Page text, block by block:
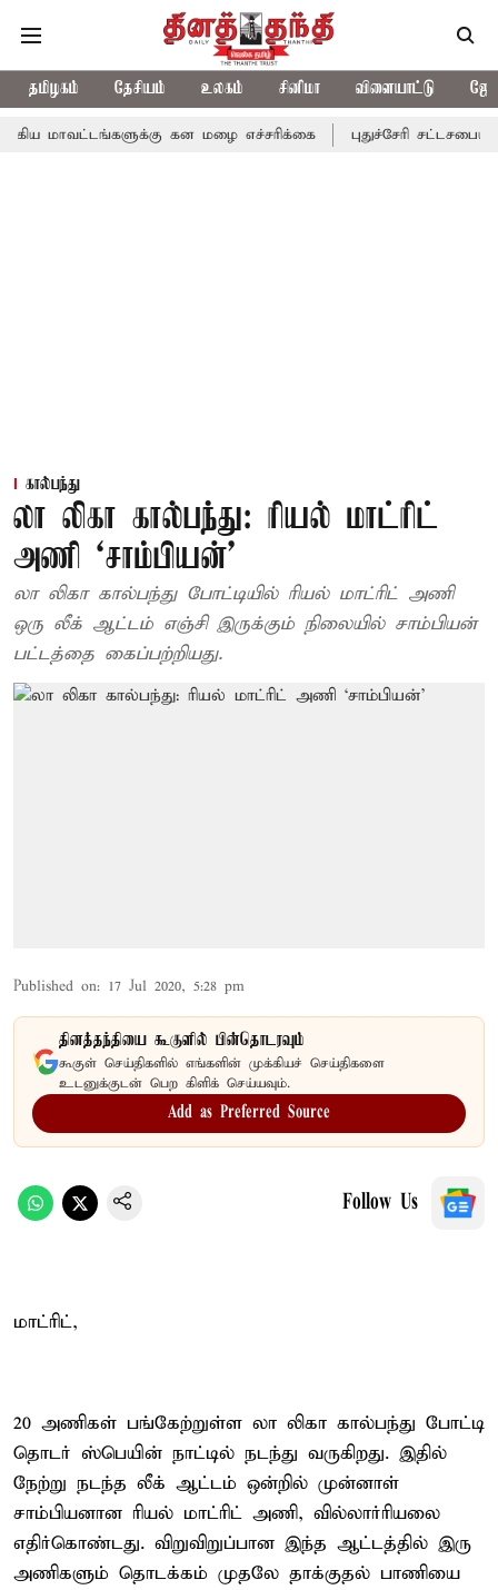
தமிழகம் தேசியம் உலகம் சினிமா விளையாட்டு
கன மழை எச்சரிக்கை புதுச்சேரி சட்டசபையில் வரும்
கால்பந்து
லா லிகா கால்பந்து: ரியல் மாட்ரிட்
அணி ‘சாம்பியன்’
லா லிகா கால்பந்து போட்டியில் ரியல் மாட்ரிட் அணி
ஒரு லீக் ஆட்டம் எஞ்சி இருக்கும் நிலையில் சாம்பியன்
பட்டத்தை கைப்பற்றியது.
Published on: 17 Jul 2020, 5:28 pm
தினத்தந்தியை கூகுளில் பின்தொடரவும்
கூகுள் செய்திகளில் எங்களின் முக்கியச் செய்திகளை
உடனுக்குடன் பெற கிளிக் செய்யவும்.
Add as Preferred Source
Follow Us
மாட்ரிட்,
20 அணிகள் பங்கேற்றுள்ள லா லிகா கால்பந்து போட்டி
தொடர் ஸ்பெயின் நாட்டில் நடந்து வருகிறது. இதில்
நேற்று நடந்த லீக் ஆட்டம் ஒன்றில் முன்னாள்
சாம்பியனான ரியல் மாட்ரிட் அணி, வில்லார்ரியலை
எதிர்கொண்டது. விறுவிறுப்பான இந்த ஆட்டத்தில் இரு
அணிகளும் தொடக்கம் முதலே தாக்குதல் பாணியை